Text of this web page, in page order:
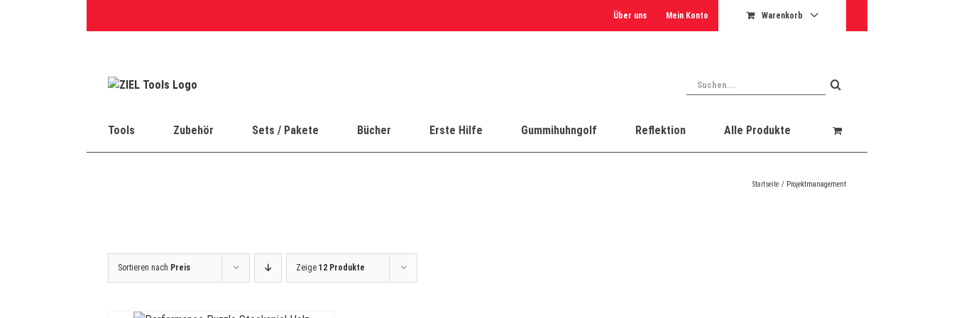
Über uns Mein Konto Warenkorb
Suche
nach:
Tools Zubehör Sets / Pakete Bücher Erste Hilfe Gummihuhngolf Reflektion Alle Produkte
Startseite Projektmanagement
Sortieren nach Preis Zeige 12 Produkte